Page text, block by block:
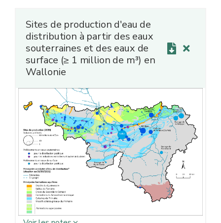
Sites de production d'eau de
distribution à partir des eaux
souterraines et des eaux de
surface (≥ 1 million de m³) en
Wallonie